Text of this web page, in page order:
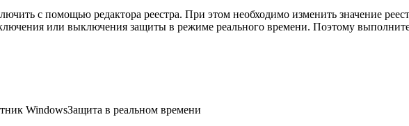
с помощью редактора реестра. При этом необходимо изменить значение
или выключения защиты в режиме реального времени. Поэтому
WindowsЗащита в реальном времени